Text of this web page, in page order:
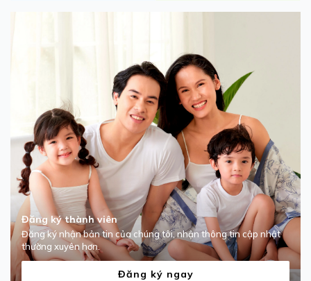
Đăng ký thành viên
Đăng ký nhận bản tin của chúng tôi, nhận thông tin cập nhật
thường xuyên hơn.
Đăng ký ngay